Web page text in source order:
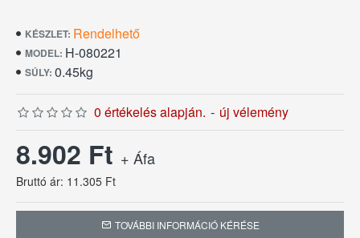
KÉSZLET: Rendelhető
MODEL: H-080221
SÚLY: 0.45kg
0 értékelés alapján. - új vélemény
8.902 Ft + Áfa
Bruttó ár: 11.305 Ft
TOVÁBBI INFORMÁCIÓ KÉRÉSE